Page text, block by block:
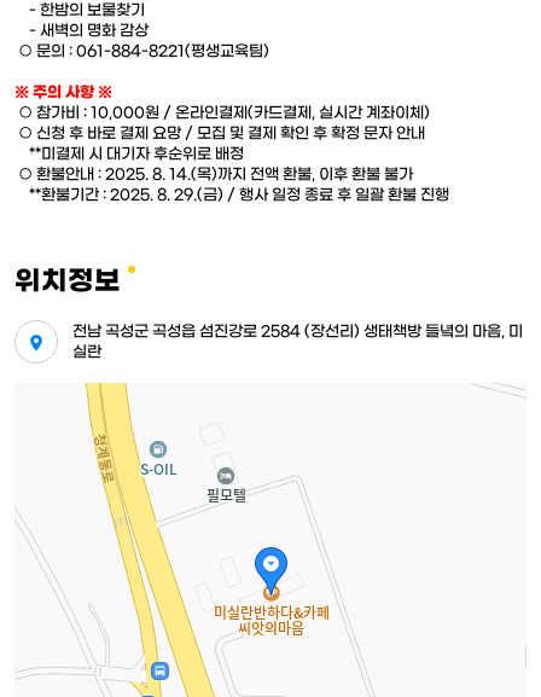
- 한밤의 보물찾기
- 새벽의 명화 감상
○ 문의 : 061-884-8221(평생교육팀)
※ 주의 사항 ※
○ 참가비 : 10,000원 / 온라인결제(카드결제, 실시간 계좌이체)
○ 신청 후 바로 결제 요망 / 모집 및 결제 확인 후 확정 문자 안내
**미결제 시 대기자 후순위로 배정
○ 환불안내 : 2025. 8. 14.(목)까지 전액 환불, 이후 환불 불가
**환불기간 : 2025. 8. 29.(금) / 행사 일정 종료 후 일괄 환불 진행
위치정보
전남 곡성군 곡성읍 섬진강로 2584 (장선리) 생태책방 들녘의 마음, 미
실란